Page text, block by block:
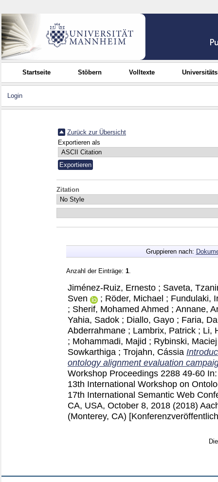
Startseite Stöbern Volltexte
Login
Zurück zur Übersicht
Exportieren als
Zitation
Gruppieren nach:
Anzahl der Einträge: 1
Jiménez-Ruiz, Ernesto ; Saveta,
Sven
; Röder, Michael ; Fundulaki,
; Sherif, Mohamed Ahmed ; Annane,
Yahia, Sadok ; Diallo, Gayo ; Faria,
Abderrahmane ; Lambrix, Patrick ; Li,
; Mohammadi, Majid ; Rybinski, Maciej
Sowkarthiga ; Trojahn, Cássia
ontology alignment evaluation
Workshop Proceedings 2288 49-60
13th International Workshop on
17th International Semantic Web
CA, USA, October 8, 2018 (2018)
(Monterey, CA)